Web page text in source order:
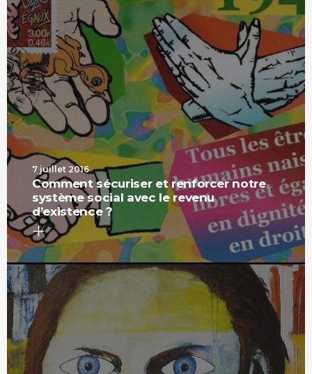
7 juillet 2016
Comment sécuriser et renforcer notre
système social avec le revenu
d’existence ?